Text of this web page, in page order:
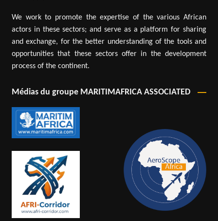
We work to promote the expertise of the various African
actors in these sectors; and serve as a platform for sharing
and exchange, for the better understanding of the tools and
opportunities that these sectors offer in the development
process of the continent.
Médias du groupe MARITIMAFRICA ASSOCIATED